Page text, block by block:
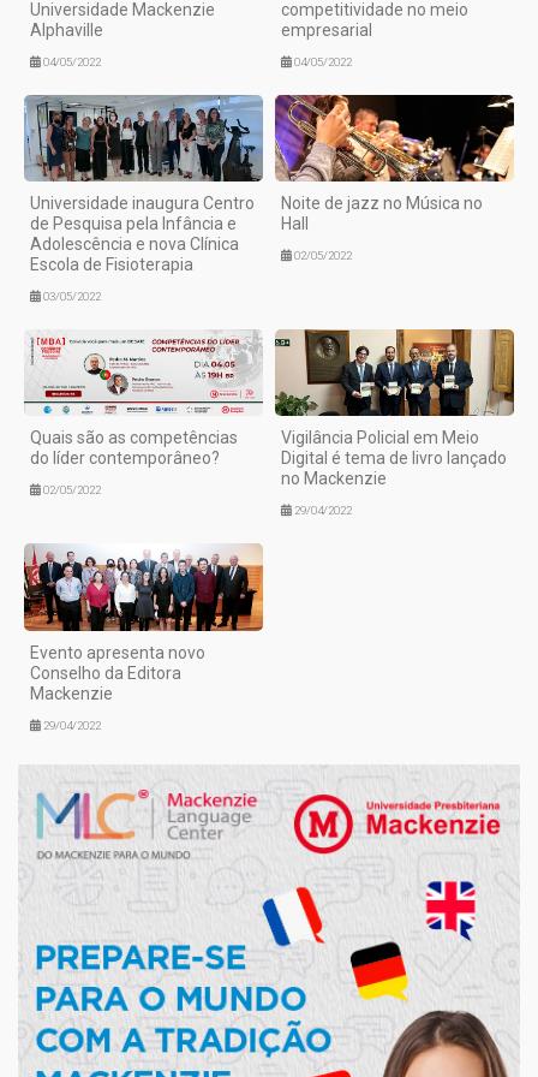
Universidade Mackenzie
Alphaville
04/05/2022
competitividade no meio
empresarial
04/05/2022
Universidade inaugura Centro
de Pesquisa pela Infância e
Adolescência e nova Clínica
Escola de Fisioterapia
03/05/2022
Noite de jazz no Música no
Hall
02/05/2022
Quais são as competências
do líder contemporâneo?
02/05/2022
Vigilância Policial em Meio
Digital é tema de livro lançado
no Mackenzie
29/04/2022
Evento apresenta novo
Conselho da Editora
Mackenzie
29/04/2022